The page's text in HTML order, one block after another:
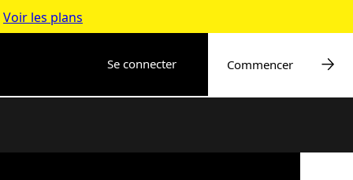
Voir les plans
Se connecter Commencer